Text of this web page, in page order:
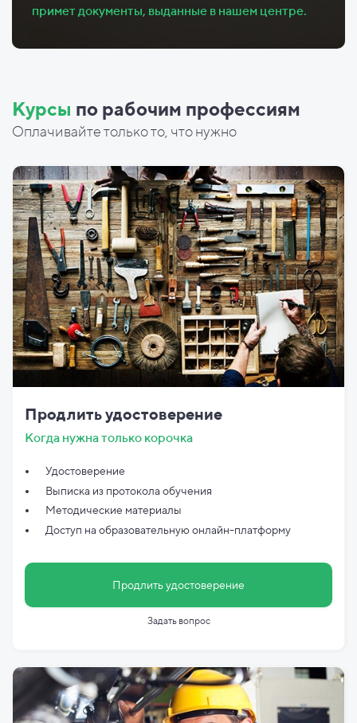
примет документы, выданные в нашем центре.
Курсы по рабочим профессиям
Оплачивайте только то, что нужно
Продлить удостоверение
Когда нужна только корочка
Удостоверение
Выписка из протокола обучения
Методические материалы
Доступ на образовательную онлайн-платформу
Продлить удостоверение
Задать вопрос